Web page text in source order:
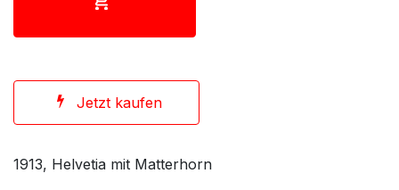
Jetzt kaufen
1913, Helvetia mit Matterhorn